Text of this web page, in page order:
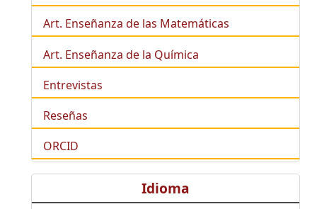
Art. Enseñanza de las Matemáticas
Art. Enseñanza de la Química
Entrevistas
Reseñas
ORCID
Idioma